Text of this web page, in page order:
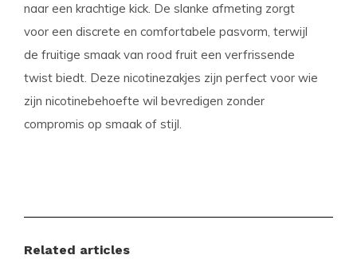
naar een krachtige kick. De slanke afmeting zorgt
voor een discrete en comfortabele pasvorm, terwijl
de fruitige smaak van rood fruit een verfrissende
twist biedt. Deze nicotinezakjes zijn perfect voor wie
zijn nicotinebehoefte wil bevredigen zonder
compromis op smaak of stijl.
Sterkte:EXTRA STERK 15-25 MG
Related articles